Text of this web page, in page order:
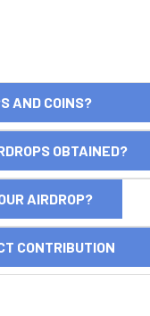
AND COINS?
OBTAINED?
AIRDROP?
CONTRIBUTION